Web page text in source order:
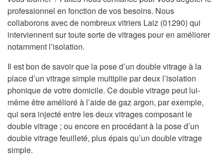
professionnel en fonction de vos besoins. Nous
collaborons avec de nombreux vitriers Laiz (01290) qui
interviennent sur toute sorte de vitrages pour en améliorer
notamment l’isolation.
Il est bon de savoir que la pose d’un double vitrage à la
place d’un vitrage simple multiplie par deux l’isolation
phonique de votre domicile. Ce double vitrage peut lui-
même être amélioré à l’aide de gaz argon, par exemple,
qui sera injecté entre les deux vitrages composant le
double vitrage ; ou encore en procédant à la pose d’un
double vitrage feuilleté, plus épais qu’un double vitrage
simple.